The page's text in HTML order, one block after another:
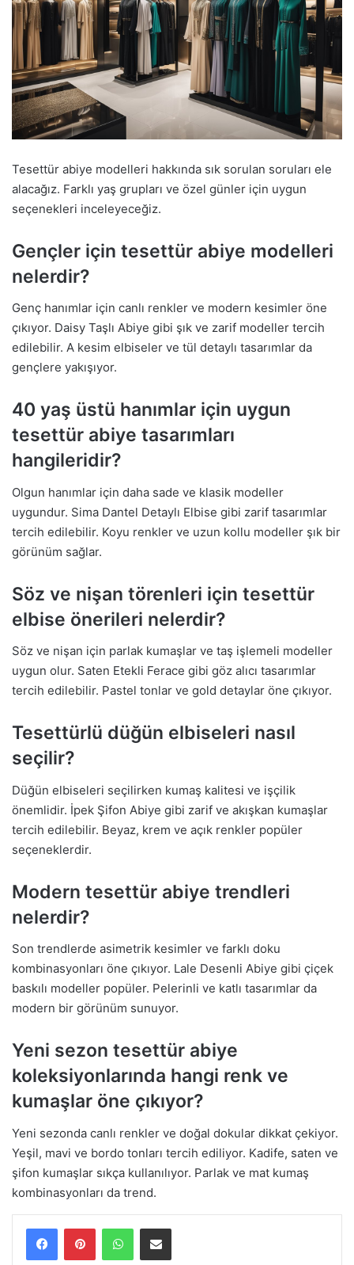
Tesettür abiye modelleri hakkında sık sorulan soruları ele
alacağız. Farklı yaş grupları ve özel günler için uygun
seçenekleri inceleyeceğiz.
Gençler için tesettür abiye modelleri
nelerdir?
Genç hanımlar için canlı renkler ve modern kesimler öne
çıkıyor. Daisy Taşlı Abiye gibi şık ve zarif modeller tercih
edilebilir. A kesim elbiseler ve tül detaylı tasarımlar da
gençlere yakışıyor.
40 yaş üstü hanımlar için uygun
tesettür abiye tasarımları
hangileridir?
Olgun hanımlar için daha sade ve klasik modeller
uygundur. Sima Dantel Detaylı Elbise gibi zarif tasarımlar
tercih edilebilir. Koyu renkler ve uzun kollu modeller şık bir
görünüm sağlar.
Söz ve nişan törenleri için tesettür
elbise önerileri nelerdir?
Söz ve nişan için parlak kumaşlar ve taş işlemeli modeller
uygun olur. Saten Etekli Ferace gibi göz alıcı tasarımlar
tercih edilebilir. Pastel tonlar ve gold detaylar öne çıkıyor.
Tesettürlü düğün elbiseleri nasıl
seçilir?
Düğün elbiseleri seçilirken kumaş kalitesi ve işçilik
önemlidir. İpek Şifon Abiye gibi zarif ve akışkan kumaşlar
tercih edilebilir. Beyaz, krem ve açık renkler popüler
seçeneklerdir.
Modern tesettür abiye trendleri
nelerdir?
Son trendlerde asimetrik kesimler ve farklı doku
kombinasyonları öne çıkıyor. Lale Desenli Abiye gibi çiçek
baskılı modeller popüler. Pelerinli ve katlı tasarımlar da
modern bir görünüm sunuyor.
Yeni sezon tesettür abiye
koleksiyonlarında hangi renk ve
kumaşlar öne çıkıyor?
Yeni sezonda canlı renkler ve doğal dokular dikkat çekiyor.
Yeşil, mavi ve bordo tonları tercih ediliyor. Kadife, saten ve
şifon kumaşlar sıkça kullanılıyor. Parlak ve mat kumaş
kombinasyonları da trend.
WhatsAppE-Posta ile paylaş